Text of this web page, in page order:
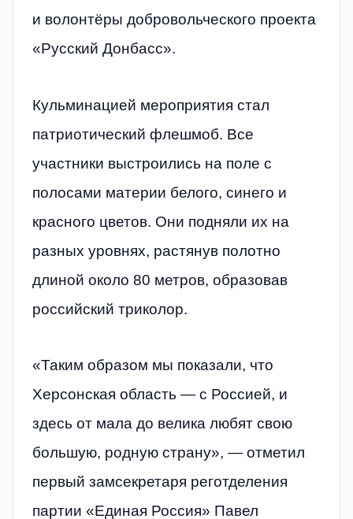
и волонтёры добровольческого проекта
«Русский Донбасс».
Кульминацией мероприятия стал
патриотический флешмоб. Все
участники выстроились на поле с
полосами материи белого, синего и
красного цветов. Они подняли их на
разных уровнях, растянув полотно
длиной около 80 метров, образовав
российский триколор.
«Таким образом мы показали, что
Херсонская область — с Россией, и
здесь от мала до велика любят свою
большую, родную страну», — отметил
первый замсекретаря реготделения
партии «Единая Россия» Павел